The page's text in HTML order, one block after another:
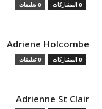
0 المشاركات 0 تعليقات
Adriene Holcombe
0 المشاركات 0 تعليقات
Adrienne St Clair